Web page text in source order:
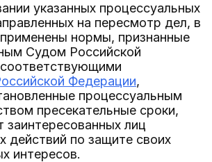
указанных процессуальных
на пересмотр дел, в
нормы, признанные
Судом Российской
Федерации,
процессуальным
пресекательные сроки,
заинтересованных лиц
действий по защите своих
интересов.